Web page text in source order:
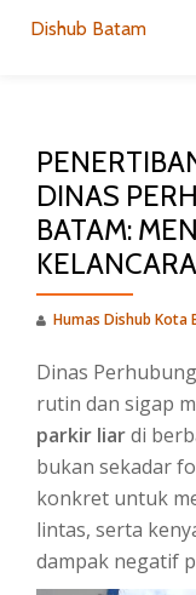
Dishub Batam
DINAS
BATAM:
Humas Dishub Kota
Dinas
rutin dan sigap
parkir liardi
bukan sekadar
konkret untuk
lintas, serta
dampak negatif